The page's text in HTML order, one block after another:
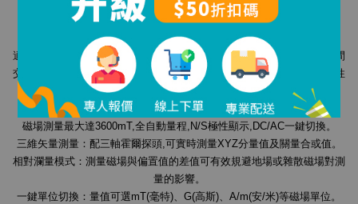
漂移的三軸霍爾傳感器，並應用了先進的數字信號處理技術。
適用於測量永磁材料的表面磁場、機械零件的剩磁、直流恆定磁場或空間
交變磁場、磁選機或除鐵器等。可作為基本的磁參量測量儀器應用於磁性
材料生產廠家和應用單位、機械製造企業、高校科研單位等。
磁場測量最大達3600mT,全自動量程,N/S極性顯示,DC/AC一鍵切換。
三維矢量測量：配三軸霍爾探頭,可實時測量XYZ分量值及關量合或值。
相對瀾量模式：測量磁場與偏置值的差值可有效規避地場或雜散磁場對測
量的影響。
一鍵單位切換：量值可選mT(毫特)、G(高斯)、A/m(安/米)等磁場單位。